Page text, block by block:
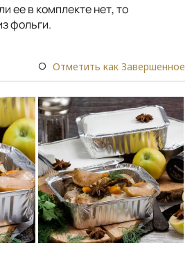
ее в комплекте нет, то
фольги.
Отметить как Завершенное